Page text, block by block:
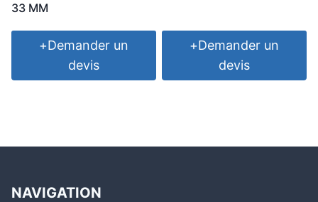
33 MM
+Demander un
devis
+Demander un
devis
NAVIGATION